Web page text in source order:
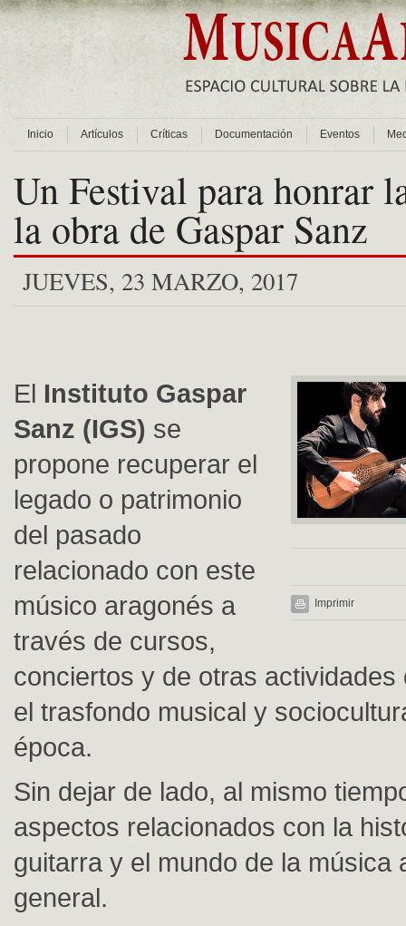
Inicio Artículos Críticas Documentación Eventos
Un Festival para honrar
la obra de Gaspar Sanz
JUEVES, 23 MARZO, 2017
Imprimir
El Instituto Gaspar
Sanz (IGS) se
propone recuperar el
legado o patrimonio
del pasado
relacionado con este
músico aragonés a
través de cursos,
conciertos y de otras actividades
el trasfondo musical y
época.
Sin dejar de lado, al mismo
aspectos relacionados con la
guitarra y el mundo de la música
general.